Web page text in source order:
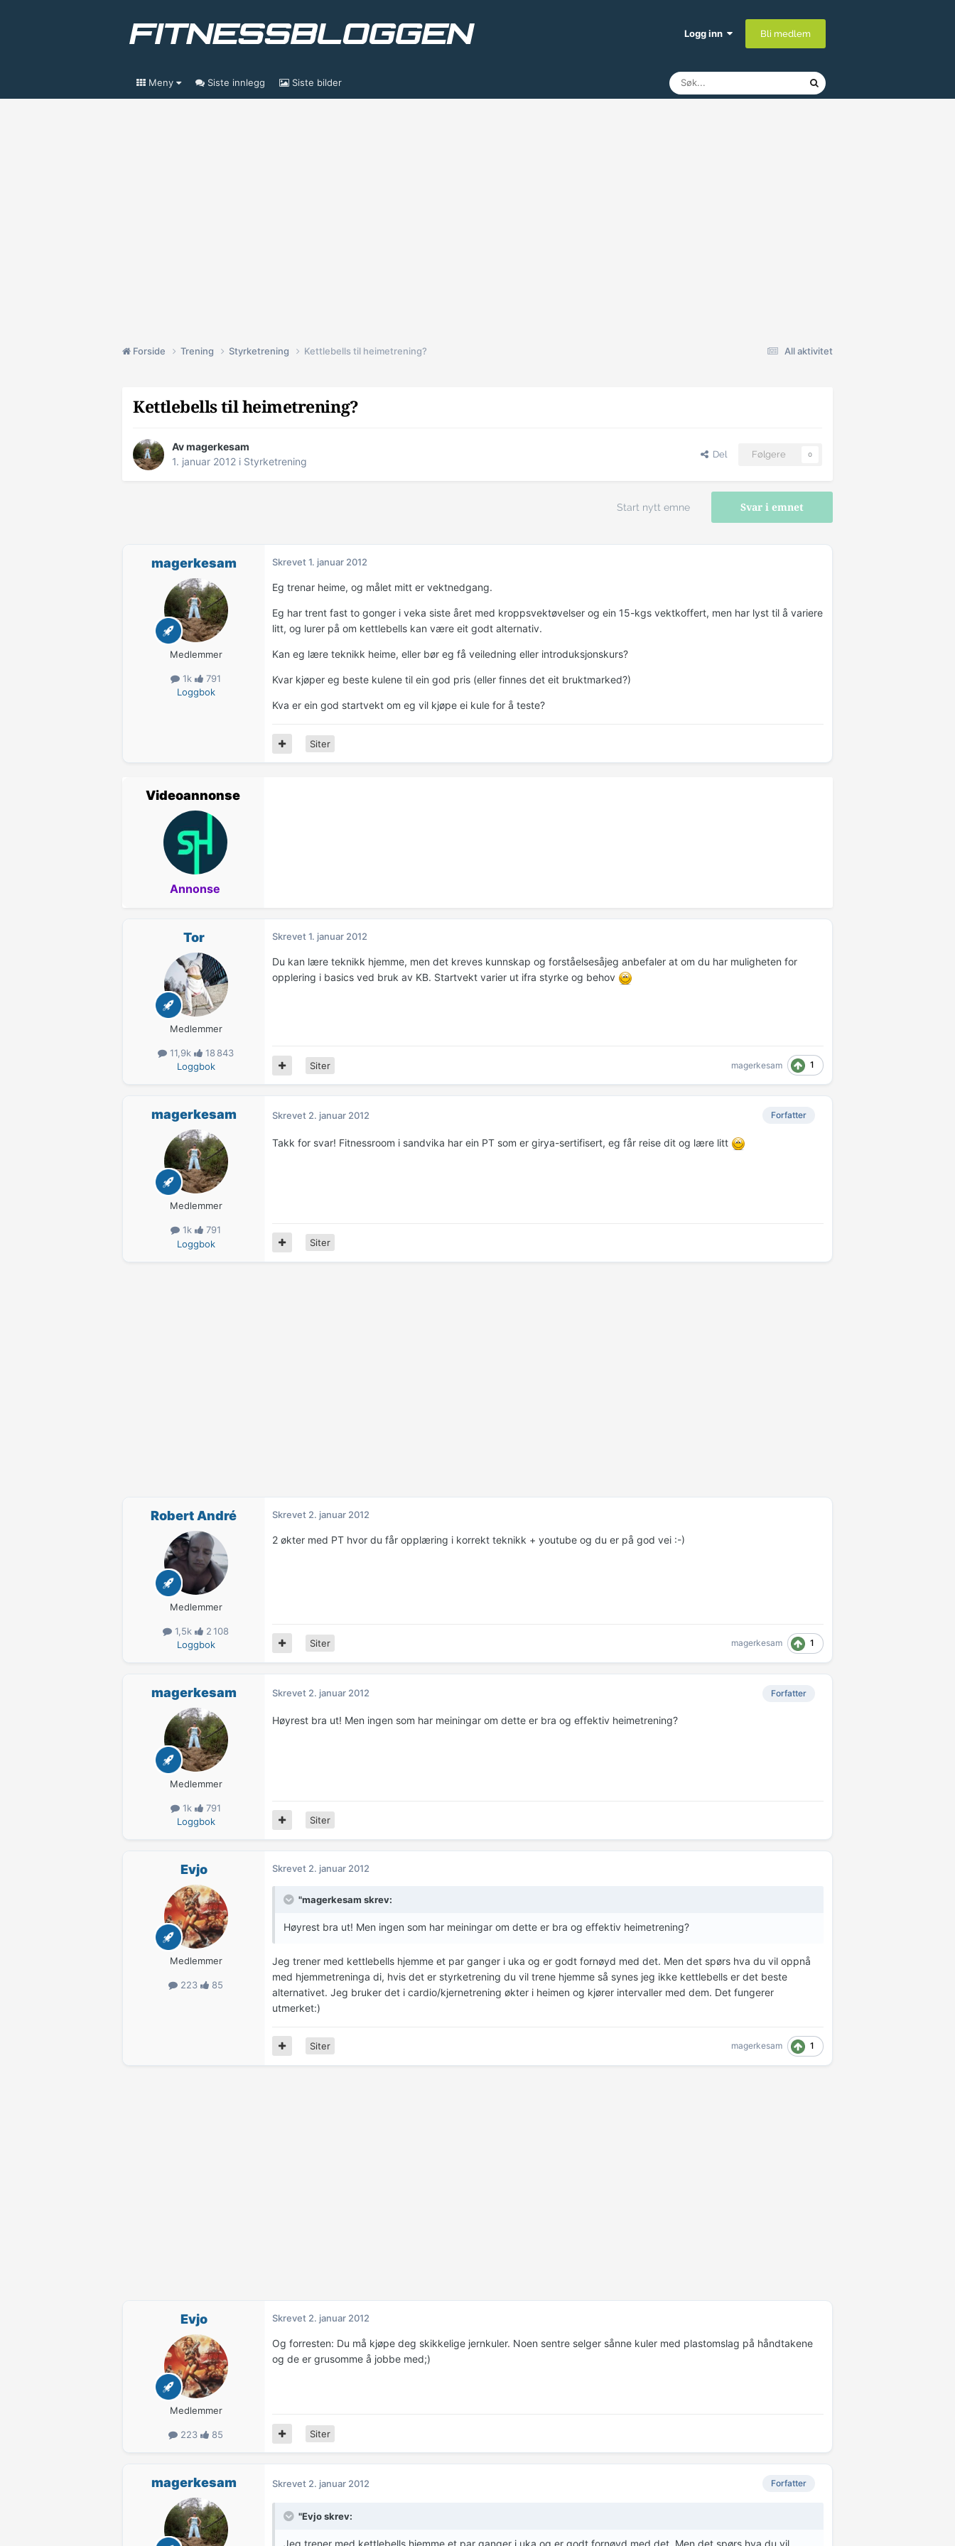
Logg inn Bli medlem
Meny Siste innlegg Siste bilder
All aktivitet
Forside Trening Styrketrening Kettlebells til heimetrening?
Kettlebells til heimetrening?
Avmagerkesam
1. januar 2012 i Styrketrening
Del Følgere 0
Svar i emnet
Start nytt emne
magerkesam
Medlemmer
1k
791
Loggbok
Skrevet1. januar 2012
Eg trenar heime, og målet mitt er vektnedgang.
Eg har trent fast to gonger i veka siste året med kroppsvektøvelser og ein 15-kgs vektkoffert, men har lyst til å variere
litt, og lurer på om kettlebells kan være eit godt alternativ.
Kan eg lære teknikk heime, eller bør eg få veiledning eller introduksjonskurs?
Kvar kjøper eg beste kulene til ein god pris (eller finnes det eit bruktmarked?)
Kva er ein god startvekt om eg vil kjøpe ei kule for å teste?
Siter
Videoannonse
Annonse
Tor
Medlemmer
11,9k
18 843
Loggbok
Skrevet1. januar 2012
Du kan lære teknikk hjemme, men det kreves kunnskap og forståelsesåjeg anbefaler at om du har muligheten for
opplering i basics ved bruk av KB. Startvekt varier ut ifra styrke og behov
magerkesam 1
Siter
magerkesam
Medlemmer
1k
791
Loggbok
Forfatter
Skrevet 2. januar 2012
Takk for svar! Fitnessroom i sandvika har ein PT som er girya-sertifisert, eg får reise dit og lære litt
Siter
Robert André
Medlemmer
1,5k
2 108
Loggbok
Skrevet 2. januar 2012
2 økter med PT hvor du får opplæring i korrekt teknikk + youtube og du er på god vei :-)
magerkesam 1
Siter
magerkesam
Medlemmer
1k
791
Loggbok
Forfatter
Skrevet 2. januar 2012
Høyrest bra ut! Men ingen som har meiningar om dette er bra og effektiv heimetrening?
Siter
Evjo
Medlemmer
223 85
Skrevet 2. januar 2012
"magerkesam skrev:
Høyrest bra ut! Men ingen som har meiningar om dette er bra og effektiv heimetrening?
Jeg trener med kettlebells hjemme et par ganger i uka og er godt fornøyd med det. Men det spørs hva du vil oppnå
med hjemmetreninga di, hvis det er styrketrening du vil trene hjemme så synes jeg ikke kettlebells er det beste
alternativet. Jeg bruker det i cardio/kjernetrening økter i heimen og kjører intervaller med dem. Det fungerer
utmerket:)
magerkesam 1
Siter
Evjo
Medlemmer
223 85
Skrevet 2. januar 2012
Og forresten: Du må kjøpe deg skikkelige jernkuler. Noen sentre selger sånne kuler med plastomslag på håndtakene
og de er grusomme å jobbe med;)
Siter
magerkesam Forfatter
Skrevet 2. januar 2012
"Evjo skrev: